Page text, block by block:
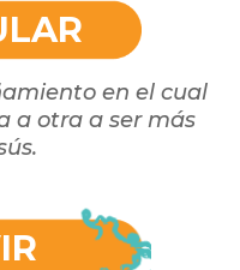
en el cual
a otra a ser más